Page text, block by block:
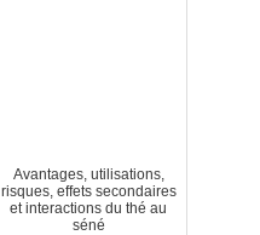
Avantages, utilisations,
risques, effets secondaires
et interactions du thé au
séné